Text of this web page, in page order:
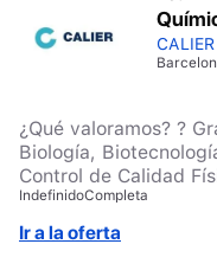
CALIER
¿Qué valoramos? ? Grado en Química, Farmacia,
Biología,
Control de Calidad
farmacéutico,
coordinando equipos
GMP, desviaciones,
IndefinidoCompleta
Ir a la oferta